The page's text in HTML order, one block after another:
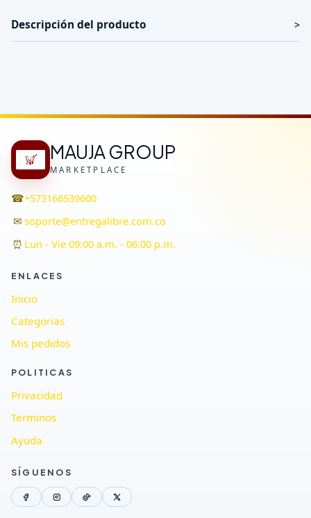
Descripción del producto
MAUJA GROUP
MARKETPLACE
☎+573166539600
✉ soporte@entregalibre.com.co
⏰ Lun - Vie 09:00 a.m. - 06:00 p.m.
ENLACES
Inicio
Categorias
Mis pedidos
POLITICAS
Privacidad
Terminos
Ayuda
SÍGUENOS